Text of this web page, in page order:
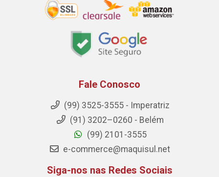
Fale Conosco
(99) 3525-3555 - Imperatriz
(91) 3202–0260 - Belém
(99) 2101-3555
e-commerce@maquisul.net
Siga-nos nas Redes Sociais